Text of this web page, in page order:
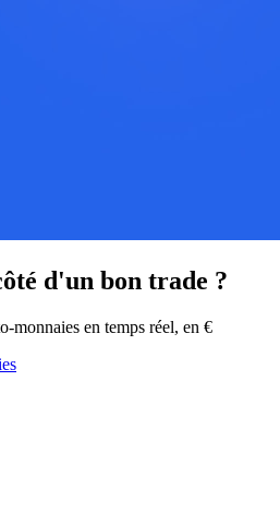
d'un bon trade ?
monnaies en temps réel, en €